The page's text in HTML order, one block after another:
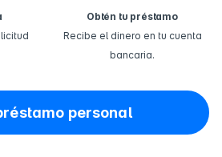
Obtén tu préstamo
Recibe el dinero en tu cuenta
bancaria.
personal